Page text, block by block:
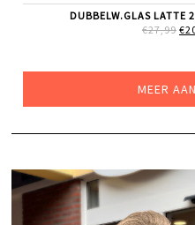
DUBBELW.GLAS LATTE
€27,99 €
MEER